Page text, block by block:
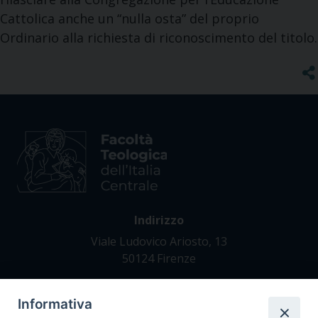
Cattolica anche un “nulla osta” del proprio
Ordinario alla richiesta di riconoscimento del titolo.
Indirizzo
Viale Ludovico Ariosto, 13
50124 Firenze
Informativa